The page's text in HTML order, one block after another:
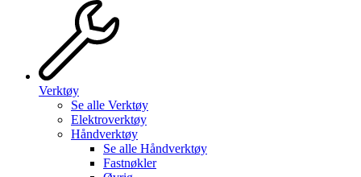
Verktøy
Se alle Verktøy
Elektroverktøy
Håndverktøy
Se alle Håndverktøy
Fastnøkler